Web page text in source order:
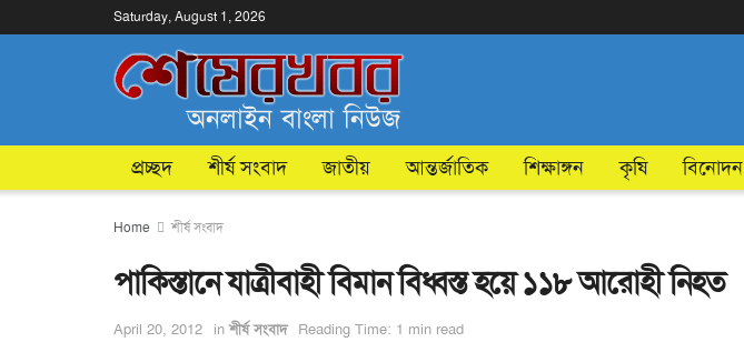
Saturday, August 1, 2026
প্রচ্ছদ শীর্ষ সংবাদ জাতীয় আন্তর্জাতিক শিক্ষাঙ্গন কৃষি বিনোদন
Home শীর্ষ সংবাদ
পাকিস্তানে যাত্রীবাহী বিমান বিধ্বস্ত হয়ে ১১৮ আরোহী নিহত
April 20, 2012 in শীর্ষ সংবাদ Reading Time: 1 min read